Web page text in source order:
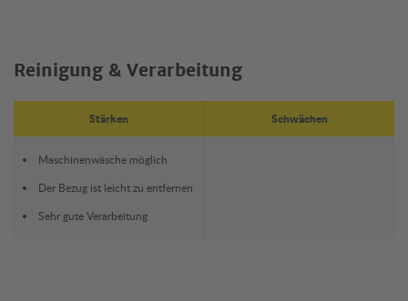
Reinigung & Verarbeitung
Stärken Schwächen
Maschinenwäsche möglich
Der Bezug ist leicht zu entfernen
Sehr gute Verarbeitung